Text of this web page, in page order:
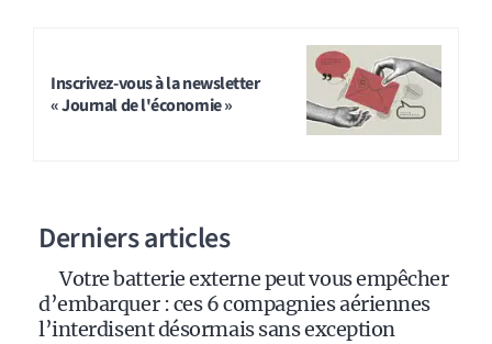
Inscrivez-vous à la newsletter
« Journal de l'économie »
Derniers articles
Votre batterie externe peut vous empêcher
d’embarquer : ces 6 compagnies aériennes
l’interdisent désormais sans exception